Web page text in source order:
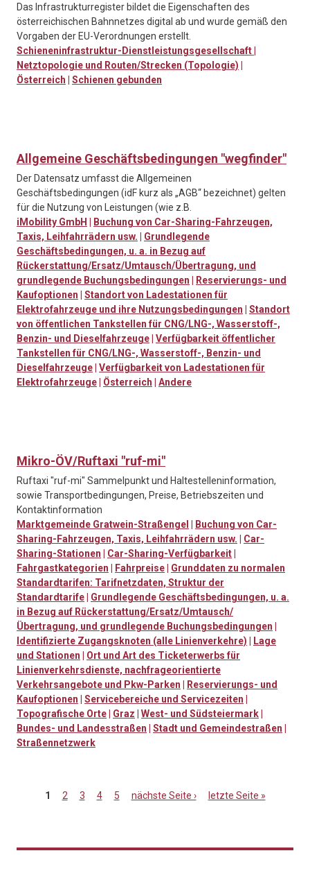
Das Infrastrukturregister bildet die Eigenschaften des
österreichischen Bahnnetzes digital ab und wurde gemäß den
Vorgaben der EU-Verordnungen erstellt.
Schieneninfrastruktur-Dienstleistungsgesellschaft
Netztopologie und Routen/Strecken (Topologie)
Österreich
Schienen gebunden
Allgemeine Geschäftsbedingungen "wegfinder"
Der Datensatz umfasst die Allgemeinen
Geschäftsbedingungen (idF kurz als „AGB“ bezeichnet) gelten
für die Nutzung von Leistungen (wie z.B.
iMobility GmbH
Buchung von Car-Sharing-Fahrzeugen,
Taxis, Leihfahrrädern usw.
Grundlegende
Geschäftsbedingungen, u. a. in Bezug auf
Rückerstattung/Ersatz/Umtausch/Übertragung, und
grundlegende Buchungsbedingungen
Reservierungs- und
Kaufoptionen
Standort von Ladestationen für
Elektrofahrzeuge und ihre Nutzungsbedingungen
Standort
von öffentlichen Tankstellen für CNG/LNG-, Wasserstoff-,
Benzin- und Dieselfahrzeuge Verfügbarkeit öffentlicher
Tankstellen für CNG/LNG-, Wasserstoff-, Benzin- und
Dieselfahrzeuge Verfügbarkeit von Ladestationen für
Elektrofahrzeuge
Österreich Andere
Mikro-ÖV/Ruftaxi "ruf-mi"
Ruftaxi "ruf-mi" Sammelpunkt und Haltestelleninformation,
sowie Transportbedingungen, Preise, Betriebszeiten und
Kontaktinformation
Marktgemeinde Gratwein-Straßengel
Buchung von Car-
Sharing-Fahrzeugen, Taxis, Leihfahrrädern usw.
Car-
Sharing-Stationen
Car-Sharing-Verfügbarkeit
Fahrgastkategorien
Fahrpreise
Grunddaten zu normalen
Standardtarifen: Tarifnetzdaten, Struktur der
Standardtarife
Grundlegende Geschäftsbedingungen, u. a.
in Bezug auf Rückerstattung/Ersatz/Umtausch/
Übertragung, und grundlegende Buchungsbedingungen
Identifizierte Zugangsknoten (alle Linienverkehre)
Lage
und Stationen
Ort und Art des Ticketerwerbs für
Linienverkehrsdienste, nachfrageorientierte
Verkehrsangebote und Pkw-Parken
Reservierungs- und
Kaufoptionen
Servicebereiche und Servicezeiten
Topografische Orte
Graz West- und Südsteiermark
Bundes- und Landesstraßen
Stadt und Gemeindestraßen
Straßennetzwerk
1 2 3 4 5 nächste Seite › letzte Seite »